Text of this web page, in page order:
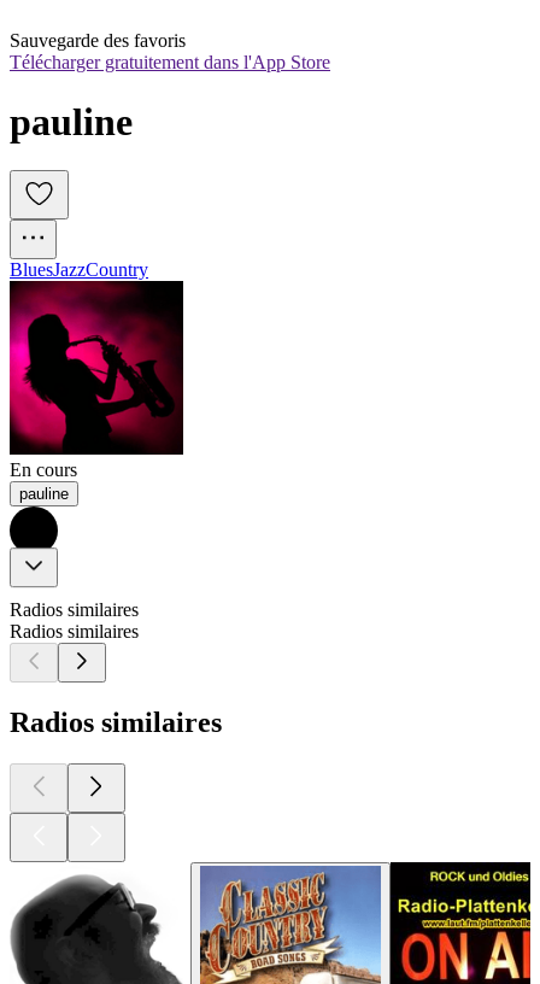
Sauvegarde des favoris
Télécharger gratuitement dans l'App Store
pauline
BluesJazzCountry
En cours
pauline
Radios similaires
Radios similaires
Radios similaires